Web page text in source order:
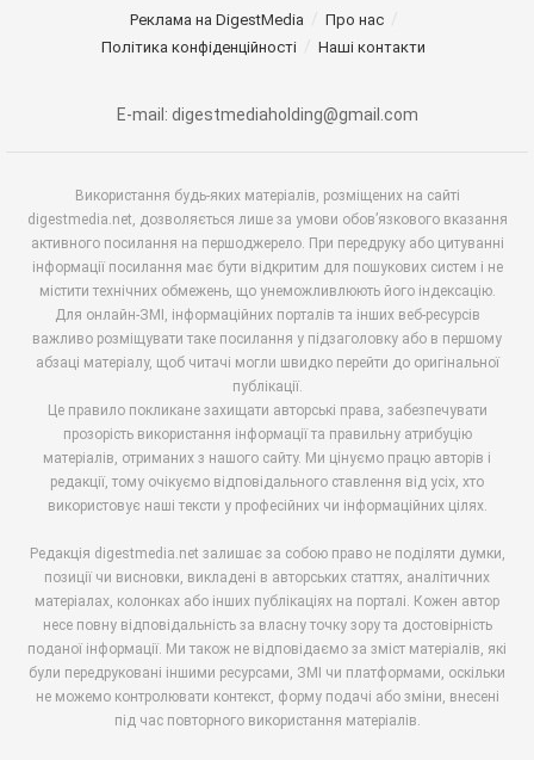
Реклама на DigestMedia
Про нас
Політика конфіденційності
Наші контакти
E-mail: digestmediaholding@gmail.com
Використання будь-яких матеріалів, розміщених на сайті
digestmedia.net, дозволяється лише за умови обов’язкового вказання
активного посилання на першоджерело. При передруку або цитуванні
інформації посилання має бути відкритим для пошукових систем і не
містити технічних обмежень, що унеможливлюють його індексацію.
Для онлайн-ЗМІ, інформаційних порталів та інших веб-ресурсів
важливо розміщувати таке посилання у підзаголовку або в першому
абзаці матеріалу, щоб читачі могли швидко перейти до оригінальної
публікації.
Це правило покликане захищати авторські права, забезпечувати
прозорість використання інформації та правильну атрибуцію
матеріалів, отриманих з нашого сайту. Ми цінуємо працю авторів і
редакції, тому очікуємо відповідального ставлення від усіх, хто
використовує наші тексти у професійних чи інформаційних цілях.
Редакція digestmedia.net залишає за собою право не поділяти думки,
позиції чи висновки, викладені в авторських статтях, аналітичних
матеріалах, колонках або інших публікаціях на порталі. Кожен автор
несе повну відповідальність за власну точку зору та достовірність
поданої інформації. Ми також не відповідаємо за зміст матеріалів, які
були передруковані іншими ресурсами, ЗМІ чи платформами, оскільки
не можемо контролювати контекст, форму подачі або зміни, внесені
під час повторного використання матеріалів.